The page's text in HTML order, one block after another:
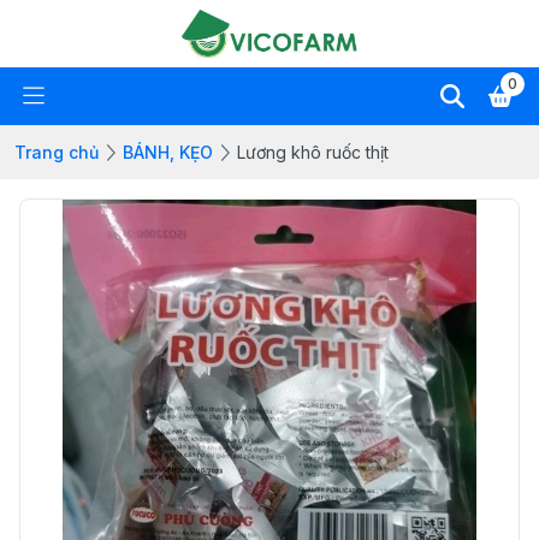
0
Trang chủ BÁNH, KẸO Lương khô ruốc thịt